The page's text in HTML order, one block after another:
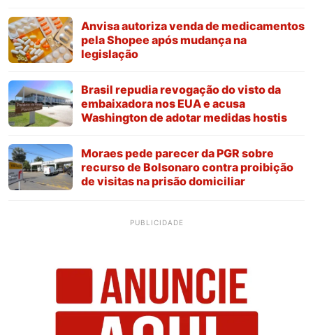
Anvisa autoriza venda de medicamentos
pela Shopee após mudança na
legislação
Brasil repudia revogação do visto da
embaixadora nos EUA e acusa
Washington de adotar medidas hostis
Moraes pede parecer da PGR sobre
recurso de Bolsonaro contra proibição
de visitas na prisão domiciliar
PUBLICIDADE